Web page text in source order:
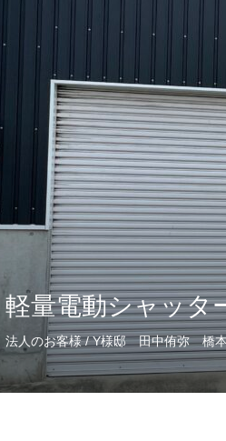
軽量電動シャッタ
法人のお客様 / Y様邸 田中侑弥 橋